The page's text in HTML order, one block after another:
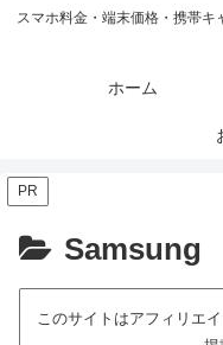
スマホ料金・端末価格・携帯
ホーム
PR
Samsung
このサイトはアフィリエ